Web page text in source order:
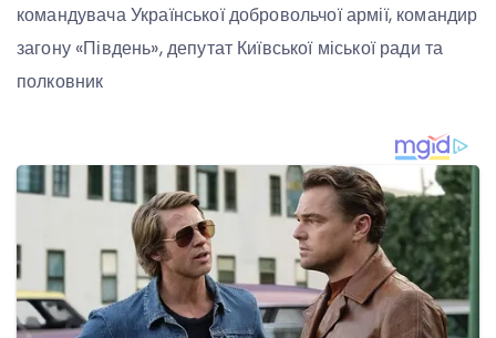
командувача Української добровольчої армії, командир
загону «Південь», депутат Київської міської ради та
полковник